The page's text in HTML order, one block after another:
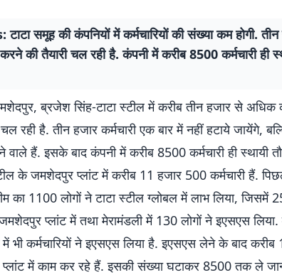
समूह की कंपनियों में कर्मचारियों की संख्या कम होगी.
की तैयारी चल रही है. कंपनी में करीब 8500 कर्मचारी ही
ब्रजेश सिंह-टाटा स्टील में करीब तीन हजार से अधिक
रही है. तीन हजार कर्मचारी एक बार में नहीं हटाये जायेंगे,
हैं. इसके बाद कंपनी में करीब 8500 कर्मचारी ही स्थायी
के जमशेदपुर प्लांट में करीब 11 हजार 500 कर्मचारी हैं.
का 1100 लोगों ने टाटा स्टील ग्लोबल में लाभ लिया, जिसमें
जमशेदपुर प्लांट में तथा मेरामंडली में 130 लोगों ने इएसएस
भी कर्मचारियों ने इएसएस लिया है. इएसएस लेने के बाद करीब
प्लांट में काम कर रहे हैं. इसकी संख्या घटाकर 8500 तक ले